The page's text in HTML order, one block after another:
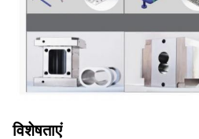
विशेषताएं